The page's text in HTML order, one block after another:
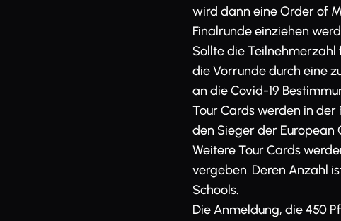
wird dann eine Order of
Finalrunde einziehen
Sollte die
die Vorrunde durch eine
an die Covid-19
Tour Cards werden in der
den Sieger der European
Weitere Tour Cards
vergeben. Deren Anzahl
Schools.
Die Anmeldung, die 450